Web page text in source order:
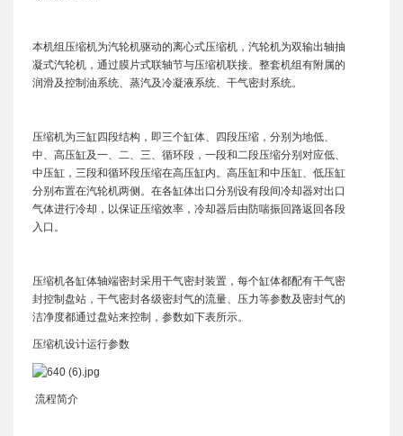
本机组压缩机为汽轮机驱动的离心式压缩机，汽轮机为双输出轴抽
凝式汽轮机，通过膜片式联轴节与压缩机联接。整套机组有附属的
润滑及控制油系统、蒸汽及冷凝液系统、干气密封系统。
压缩机为三缸四段结构，即三个缸体、四段压缩，分别为地低、
中、高压缸及一、二、三、循环段，一段和二段压缩分别对应低、
中压缸，三段和循环段压缩在高压缸内。高压缸和中压缸、低压缸
分别布置在汽轮机两侧。在各缸体出口分别设有段间冷却器对出口
气体进行冷却，以保证压缩效率，冷却器后由防喘振回路返回各段
入口。
压缩机各缸体轴端密封采用干气密封装置，每个缸体都配有干气密
封控制盘站，干气密封各级密封气的流量、压力等参数及密封气的
洁净度都通过盘站来控制，参数如下表所示。
压缩机设计运行参数
流程简介